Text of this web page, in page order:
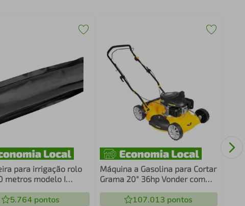
para irrigação rolo
metros modelo I
5.764 pontos
Máquina a Gasolina para Cortar
Grama 20" 36hp Vonder com
107.013 pontos